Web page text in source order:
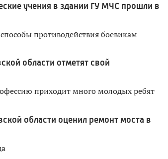
учения в здании ГУ МЧС прошли в
противодействия боевикам
области отметят свой
приходит много молодых ребят
области оценил ремонт моста в